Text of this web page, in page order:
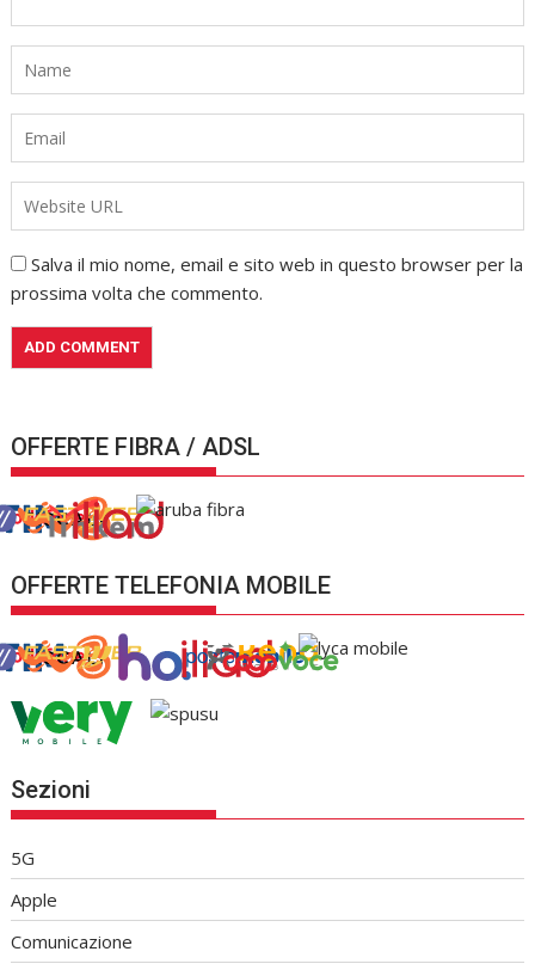
Salva il mio nome, email e sito web in questo browser per la
prossima volta che commento.
OFFERTE FIBRA / ADSL
OFFERTE TELEFONIA MOBILE
Sezioni
5G
Apple
Comunicazione